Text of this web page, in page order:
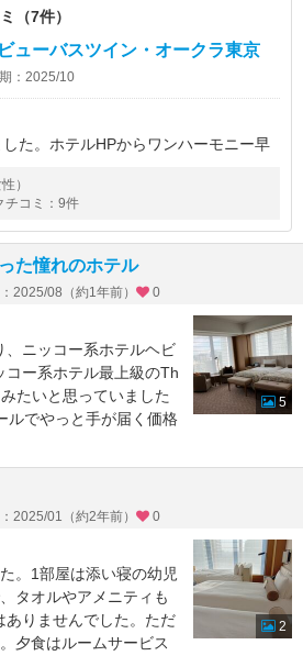
（7件）
ューバスツイン・オークラ東京
：2025/10
た。ホテルHPからワンハーモニー早
ったのに、ホテルからのギフトがあり
）
チコミ：9件
た憧れのホテル
2025/08（約1年前） 0
、ニッコー系ホテルヘビ
コー系ホテル最上級のTh
たいと思っていました
ルでやっと手が届く価格
5
2025/01（約2年前） 0
。1部屋は添い寝の幼児
タオルやアメニティも
ありませんでした。ただ
夕食はルームサービス
2